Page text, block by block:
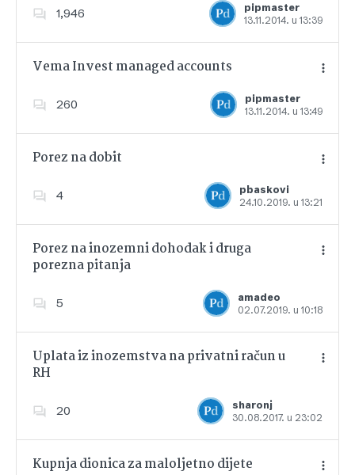
1,946
pipmaster
13.11.2014. u 13:39
Dodajte u favorite
Vema Invest managed accounts
260
pipmaster
13.11.2014. u 13:49
Dodajte u favorite
Porez na dobit
4
pbaskovi
24.10.2019. u 13:21
Dodajte u favorite
Porez na inozemni dohodak i druga
porezna pitanja
5
amadeo
02.07.2019. u 10:18
Dodajte u favorite
Uplata iz inozemstva na privatni račun u
RH
20
sharonj
30.08.2017. u 23:02
Dodajte u favorite
Kupnja dionica za maloljetno dijete